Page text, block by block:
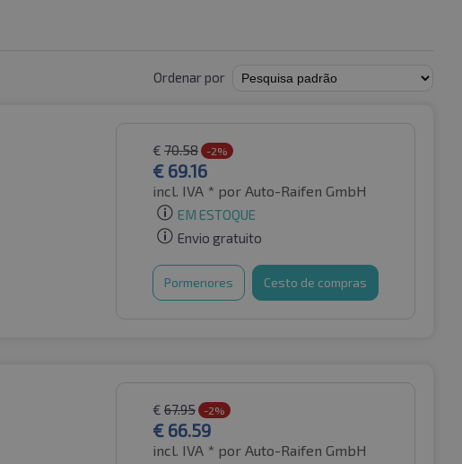
Ordenar por
€ 70.58 -2%
€ 69.16
incl. IVA * por Auto-Raifen GmbH
EM ESTOQUE
Envio gratuito
Pormenores Cesto de compras
€ 67.95 -2%
€ 66.59
incl. IVA * por Auto-Raifen GmbH